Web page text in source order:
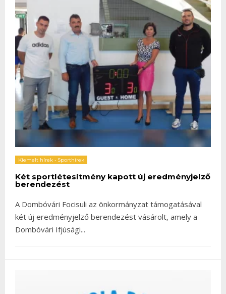
Kiemelt hírek • Sporthírek
Két sportlétesítmény kapott új eredményjelző
berendezést
A Dombóvári Focisuli az önkormányzat támogatásával
két új eredményjelző berendezést vásárolt, amely a
Dombóvári Ifjúsági...